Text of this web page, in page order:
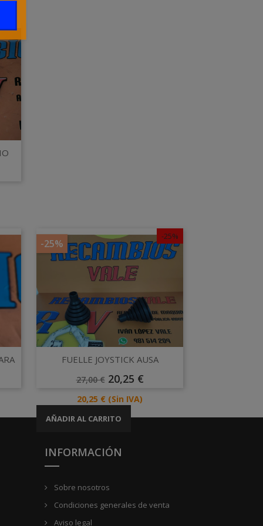
-25%
-25%
Vista rápida
FUELLE JOYSTICK AUSA
Precio
27,00 € Precio
20,25 €
Precio
20,25 € (Sin IVA)
AÑADIR AL CARRITO
INFORMACIÓN
Sobre nosotros
Condiciones generales de venta
Aviso legal